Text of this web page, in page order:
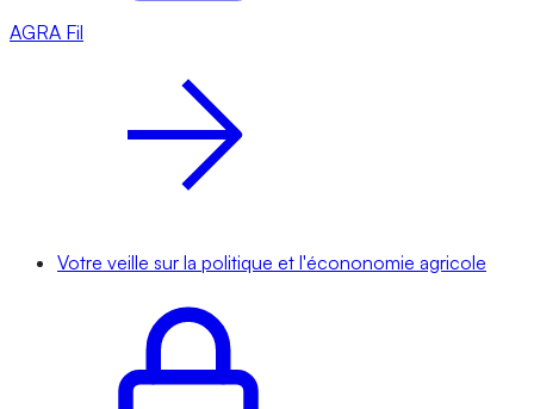
AGRA Fil
Votre veille sur la politique et l'écononomie agricole